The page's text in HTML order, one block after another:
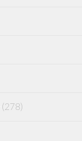
(278)